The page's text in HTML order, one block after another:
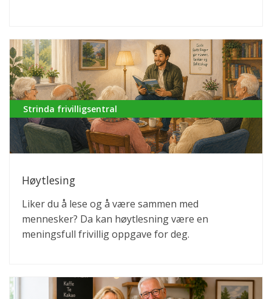
Strinda frivilligsentral
Høytlesing
Liker du å lese og å være sammen med
mennesker? Da kan høytlesning være en
meningsfull frivillig oppgave for deg.